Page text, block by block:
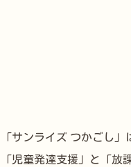
「サンライズ つかごし
「児童発達支援」と「